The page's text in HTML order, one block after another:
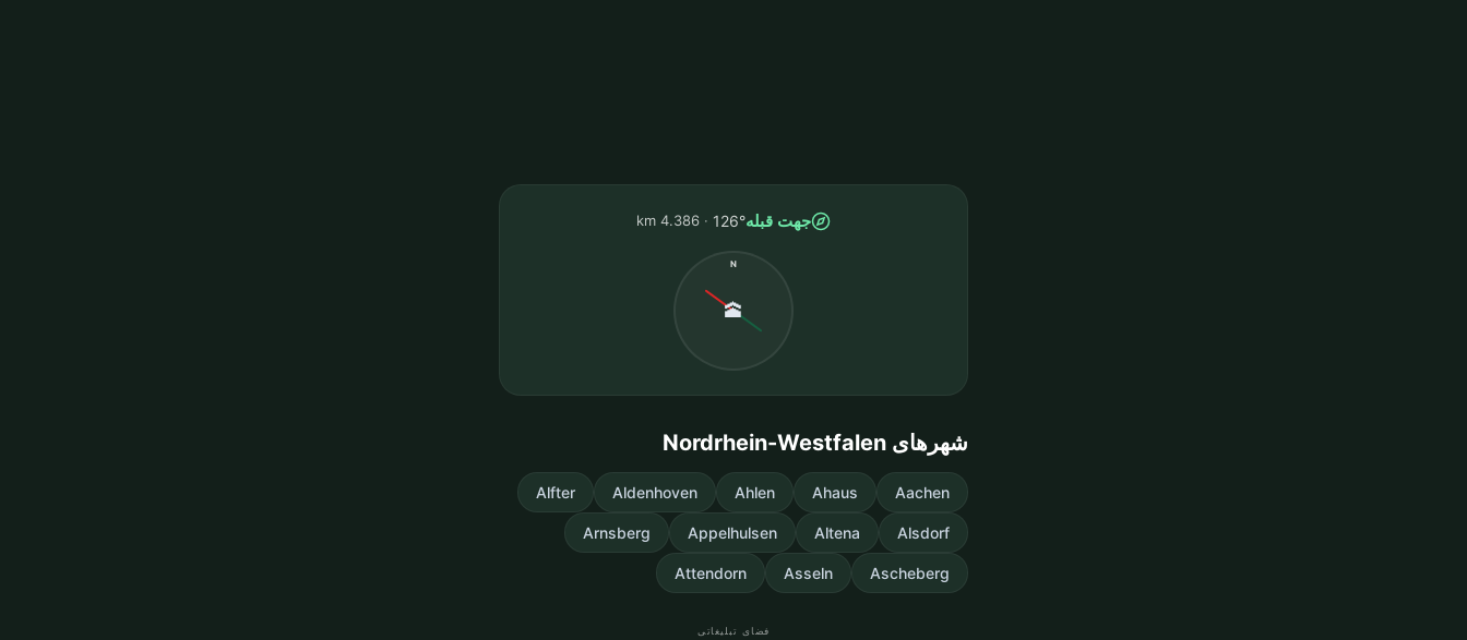
جهت قبله126°
4.386 km
N
🕋
شهرهای Nordrhein-Westfalen
Aachen
Ahaus
Ahlen
Aldenhoven
Alfter
Alsdorf
Altena
Appelhulsen
Arnsberg
Ascheberg
Asseln
Attendorn
فضای تبلیغاتی